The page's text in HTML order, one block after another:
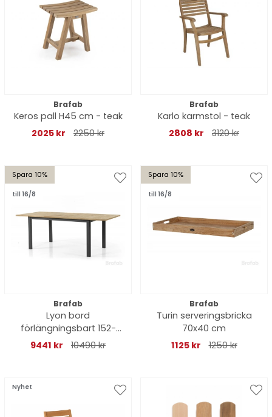
Brafab
Keros pall H45 cm - teak
2025 kr
2250 kr
Brafab
Karlo karmstol - teak
2808 kr
3120 kr
Spara 10%
till 16/8
Brafab
Lyon bord
förlängningsbart 152-
210x92 H76 cm -
9441 kr 10490 kr
Spara 10%
till 16/8
Brafab
Turin serveringsbricka
70x40 cm
1125 kr
1250 kr
Nyhet